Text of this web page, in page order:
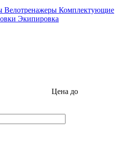
Велотренажеры Комплектующие
Экипировка
Цена до